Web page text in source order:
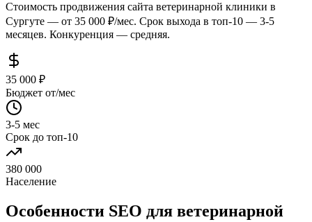
Стоимость продвижения сайта ветеринарной клиники в
Сургуте — от 35 000 ₽/мес. Срок выхода в топ-10 — 3-5
месяцев. Конкуренция — средняя.
35 000 ₽
Бюджет от/мес
3-5 мес
Срок до топ-10
380 000
Население
Особенности SEO для ветеринарной